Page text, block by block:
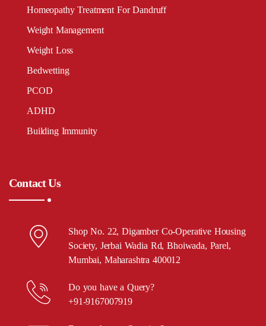
Homeopathy Treatment For Dandruff
Weight Management
Weight Loss
Bedwetting
PCOD
ADHD
Building Immunity
Contact Us
Shop No. 22, Digamber Co-Operative Housing
Society, Jerbai Wadia Rd, Bhoiwada, Parel,
Mumbai, Maharashtra 400012
Do you have a Query?
+91-9167007919